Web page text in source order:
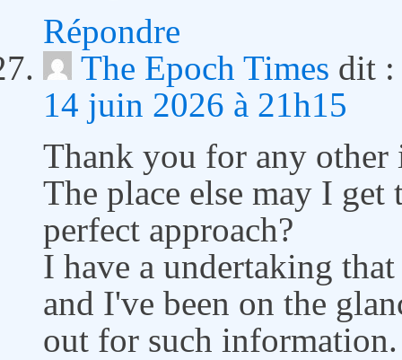
Répondre
The Epoch Times dit :
14 juin 2026 à 21h15
Thank you for any
The place else may I
perfect approach?
I have a undertaking
and I've been on the
out for such information.